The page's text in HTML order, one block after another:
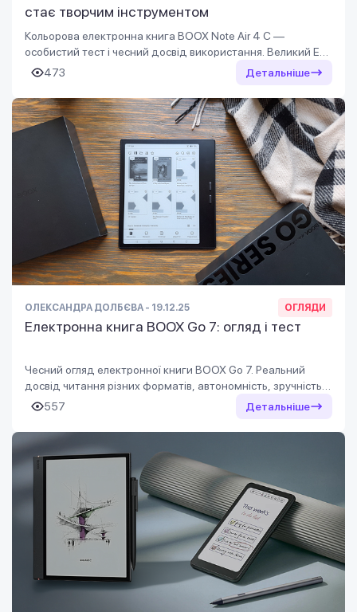
стає творчим інструментом
Кольорова електронна книга BOOX Note Air 4 C —
особистий тест і чесний досвід використання. Великий E
Ink-екран, стилус, навчання, робота і творчість в одному
473 Детальніше
ОЛЕКСАНДРА ДОЛБЄВА - 19.12.25 ОГЛЯДИ
Електронна книга BOOX Go 7: огляд і тест
Чесний огляд електронної книги BOOX Go 7. Реальний
досвід читання різних форматів, автономність, зручність у
дорозі та особисті враження
557 Детальніше